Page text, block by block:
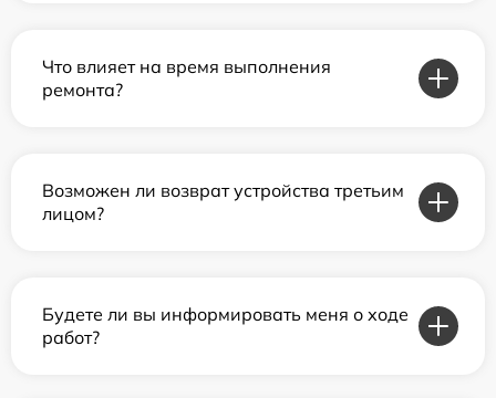
Что влияет на время выполнения
ремонта?
Возможен ли возврат устройства третьим
лицом?
Будете ли вы информировать меня о ходе
работ?